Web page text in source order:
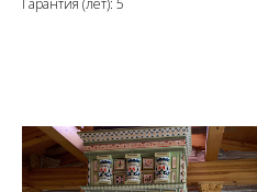
Гарантия (лет): 5